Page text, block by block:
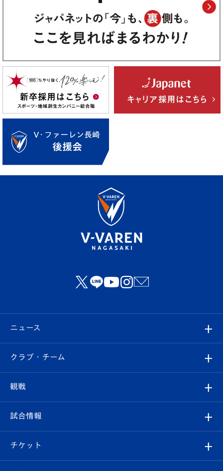
ニュース
すべて
クラブ
試合情報
クラブ・チーム
クラブ概要
エンブレム紹介
観戦
観戦ルール
はじめての観戦ガイド
試合情報
試合日程/結果
チケット